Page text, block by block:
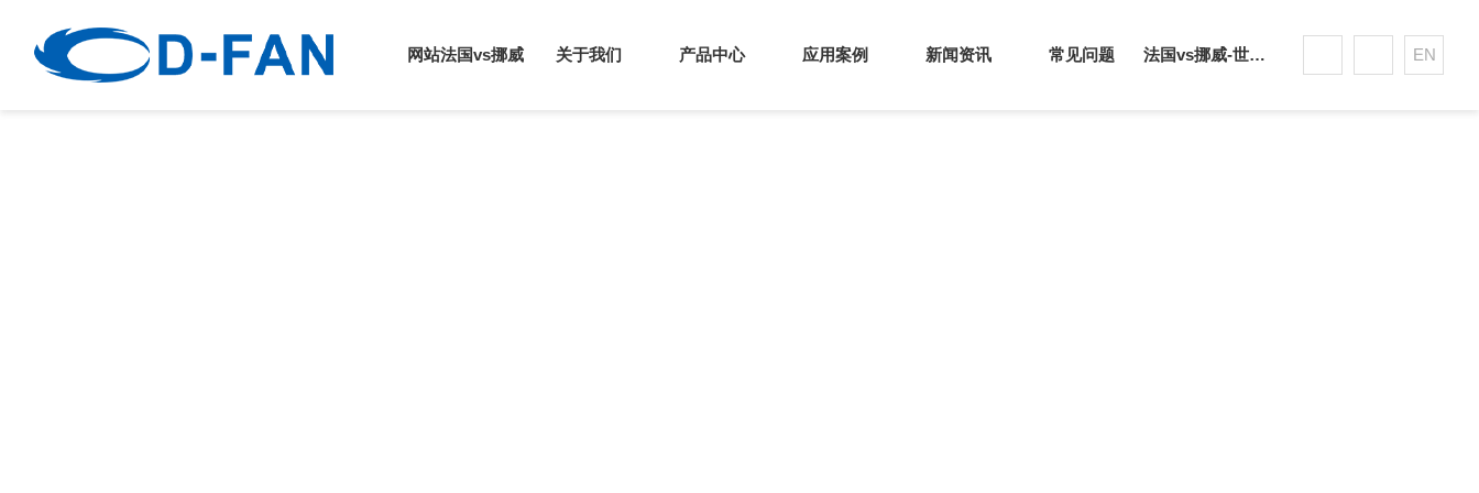
网站法国vs挪威 关于我们 产品中心 应用案例 新闻资讯 常见问题 法国vs挪威-世界杯赛事平台 EN